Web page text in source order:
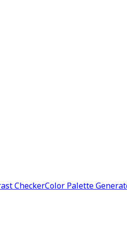
CheckerColor Palette